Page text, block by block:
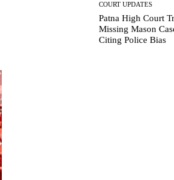
COURT UPDATES
Patna High Court
Missing Mason
Citing Police Bias